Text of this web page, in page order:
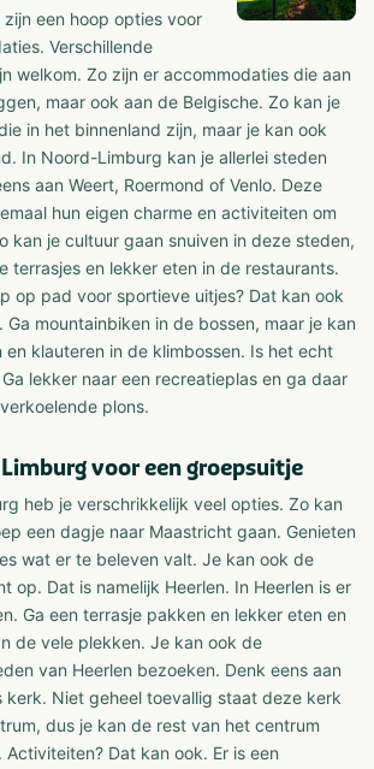
een hoop opties voor
Verschillende
welkom. Zo zijn er accommodaties die aan
maar ook aan de Belgische. Zo kan je
in het binnenland zijn, maar je kan ook
In Noord-Limburg kan je allerlei steden
aan Weert, Roermond of Venlo. Deze
hun eigen charme en activiteiten om
kan je cultuur gaan snuiven in deze steden,
terrasjes en lekker eten in de restaurants.
op pad voor sportieve uitjes? Dat kan ook
mountainbiken in de bossen, maar je kan
en klauteren in de klimbossen. Is het echt
lekker naar een recreatieplas en ga daar
plons.
voor een groepsuitje
heb je verschrikkelijk veel opties. Zo kan
een dagje naar Maastricht gaan. Genieten
wat er te beleven valt. Je kan ook de
op. Dat is namelijk Heerlen. In Heerlen is er
Ga een terrasje pakken en lekker eten en
de vele plekken. Je kan ook de
van Heerlen bezoeken. Denk eens aan
kerk. Niet geheel toevallig staat deze kerk
dus je kan de rest van het centrum
Dat kan ook. Er is een